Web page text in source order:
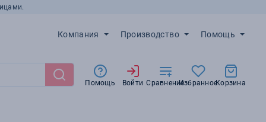
Компания Производство Помощь
Помощь Войти СравнениеИзбранноеКорзина